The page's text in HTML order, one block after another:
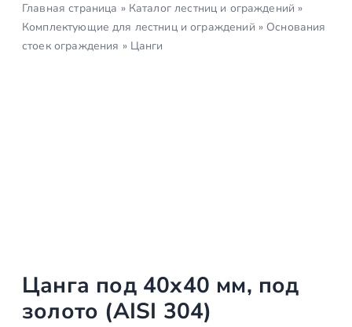
Главная страница » Каталог лестниц и ограждений »
Комплектующие для лестниц и ограждений » Основания
стоек ограждения » Цанги
Цанга под 40х40 мм, под
золото (AISI 304)